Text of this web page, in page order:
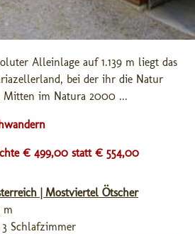
Alleinlage auf 1.139 m liegt das
bei der ihr die Natur
Mitten im Natura 2000 ...
€ 499,00 statt € 554,00
| Mostviertel Ötscher
m
Schlafzimmer